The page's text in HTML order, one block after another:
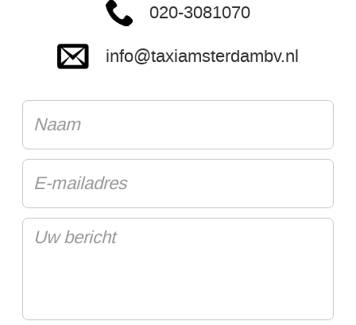
020-3081070
info@taxiamsterdambv.nl